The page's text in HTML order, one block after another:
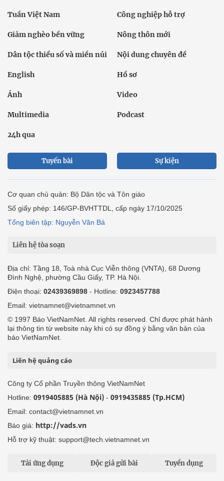
Tuần Việt Nam Công nghiệp hỗ trợ
Giảm nghèo bền vững Nông thôn mới
Dân tộc thiểu số và miền núi Nội dung chuyên đề
English Hồ sơ
Ảnh Video
Multimedia Podcast
24h qua
Tuyến bài Sự kiện
Cơ quan chủ quản: Bộ Dân tộc và Tôn giáo
Số giấy phép: 146/GP-BVHTTDL, cấp ngày 17/10/2025
Tổng biên tập: Nguyễn Văn Bá
Liên hệ tòa soạn
Địa chỉ: Tầng 18, Toà nhà Cục Viễn thông (VNTA), 68 Dương
Đình Nghệ, phường Cầu Giấy, TP. Hà Nội.
Điện thoại: 02439369898 - Hotline: 0923457788
Email: vietnamnet@vietnamnet.vn
© 1997 Báo VietNamNet. All rights reserved. Chỉ được phát hành
lại thông tin từ website này khi có sự đồng ý bằng văn bản của
báo VietNamNet.
Liên hệ quảng cáo
Công ty Cổ phần Truyền thông VietNamNet
Hotline: 0919405885 (Hà Nội) - 0919435885 (Tp.HCM)
Email: contact@vietnamnet.vn
Báo giá: http://vads.vn
Hỗ trợ kỹ thuật: support@tech.vietnamnet.vn
Tải ứng dụng Độc giả gửi bài Tuyển dụng